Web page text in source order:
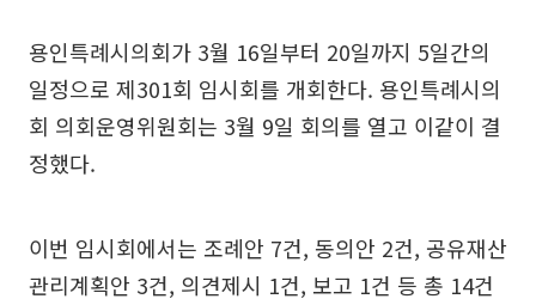
용인특례시의회가 3월 16일부터 20일까지 5일간의
일정으로 제301회 임시회를 개회한다. 용인특례시의
회 의회운영위원회는 3월 9일 회의를 열고 이같이 결
정했다.
이번 임시회에서는 조례안 7건, 동의안 2건, 공유재산
관리계획안 3건, 의견제시 1건, 보고 1건 등 총 14건